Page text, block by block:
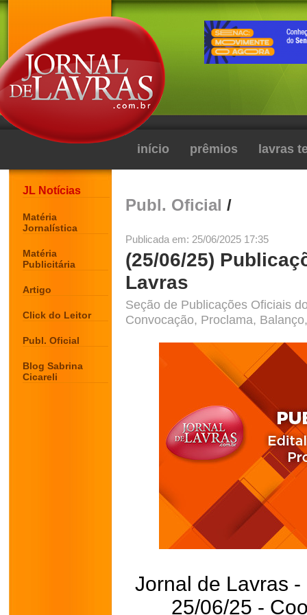
início prêmios lavras
JL Notícias
Matéria
Jornalística
Matéria
Publicitária
Artigo
Click do Leitor
Publ. Oficial
Blog Sabrina
Cicareli
Publ. Oficial /
Publicada em: 25/06/2025 17:35
(25/06/25)
Lavras
Seção de Publicações Oficiais
Convocação, Proclama,
Jornal de Lavras
25/06/25 -